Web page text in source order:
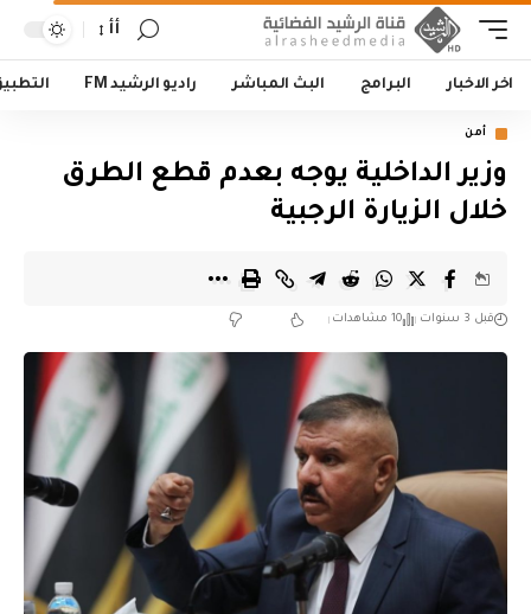
أأ
اخر الاخبار البرامج البث المباشر راديو الرشيد FM
أمن
‏وزير الداخلية يوجه بعدم قطع الطرق
خلال الزيارة الرجبية
قبل 3 سنوات 10 مشاهدات